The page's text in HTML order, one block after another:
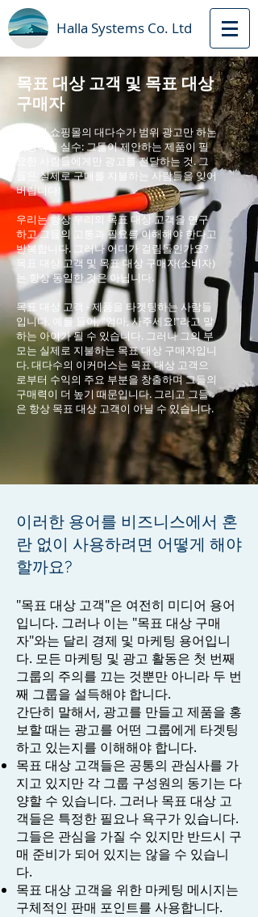
Halla Systems Сo. Ltd
목표 대상 고객 및 목표 대상
구매자
인터넷 쇼핑몰의 대다수가 범위 광고만 하는
치명적인 실수: 그들이 제안하는 제품이 필
요한 사람들에게만 광고를 전달하는 것. 그
들은 실제로 구매를 지불하는 사람들을 잊어
버립니다!
우리는 항상 우리의 목표 대상 고객을 연구
하고 그들의 고통과 필요를 이해해야 한다고
반복합니다. 그러나 어디가 걸림돌인가요?
목표 대상 고객 및 목표 대상 구매자(소비자)
는 항상 동일한 것은 아닙니다.
목표 대상 고객 - 제품을 타겟팅하는 사람들
입니다. 예를 들어, "엄마, 사주세요!"라고 말
하는 아이가 될 수 있습니다. 그러나 그의 부
모는 실제로 지불하는 목표 대상 구매자입니
다. 대다수의 이커머스는 목표 대상 고객으
로부터 수익의 주요 부분을 창출하며 그들의
구매력이 더 높기 때문입니다. 그리고 그들
은 항상 목표 대상 고객이 아닐 수 있습니다.
이러한 용어를 비즈니스에서 혼
란 없이 사용하려면 어떻게 해야
할까요?
"목표 대상 고객"은 여전히 미디어 용어
입니다. 그러나 이는 "목표 대상 구매
자"와는 달리 경제 및 마케팅 용어입니
다. 모든 마케팅 및 광고 활동은 첫 번째
그룹의 주의를 끄는 것뿐만 아니라 두 번
째 그룹을 설득해야 합니다.
간단히 말해서, 광고를 만들고 제품을 홍
보할 때는 광고를 어떤 그룹에게 타겟팅
하고 있는지를 이해해야 합니다.
목표 대상 고객들은 공통의 관심사를 가
지고 있지만 각 그룹 구성원의 동기는 다
양할 수 있습니다. 그러나 목표 대상 고
객들은 특정한 필요나 욕구가 있습니다.
그들은 관심을 가질 수 있지만 반드시 구
매 준비가 되어 있지는 않을 수 있습니
다.
목표 대상 고객을 위한 마케팅 메시지는
구체적인 판매 포인트를 사용합니다.